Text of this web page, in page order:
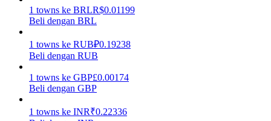
Strategi perdagangan
Pelajari cara untuk tetap menghasilkan keuntungan
1 towns ke BRLR$0.01199
Beli dengan BRL
1 towns ke RUB₽0.19238
Beli dengan RUB
1 towns ke GBP£0.00174
Beli dengan GBP
1 towns ke INR₹0.22336